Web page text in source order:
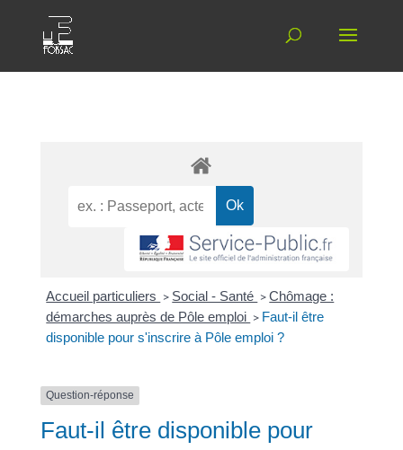
Accueil particuliers > Social - Santé >Chômage :
démarches auprès de Pôle emploi > Faut-il être
disponible pour s'inscrire à Pôle emploi ?
Question-réponse
Faut-il être disponible pour